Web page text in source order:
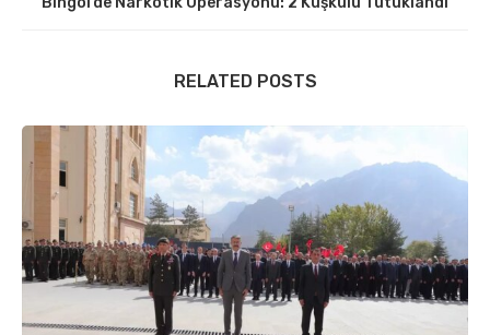
RELATED POSTS